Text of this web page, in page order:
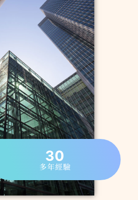
30
多年經驗